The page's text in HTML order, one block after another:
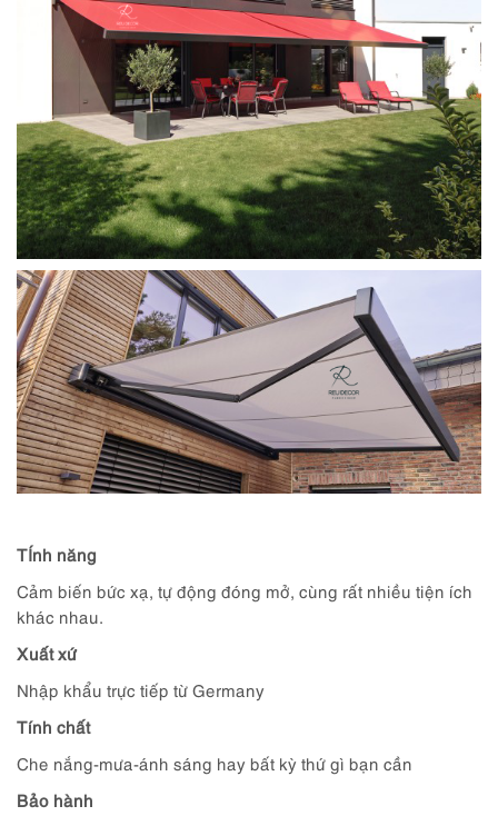
TÍnh năng
Cảm biến bức xạ, tự động đóng mở, cùng rất nhiều tiện ích
khác nhau.
Xuất xứ
Nhập khẩu trực tiếp từ Germany
Tính chất
Che nắng-mưa-ánh sáng hay bất kỳ thứ gì bạn cần
Bảo hành